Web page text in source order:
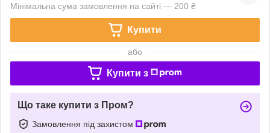
Мінімальна сума замовлення на сайті — 200 ₴
Купити
або
Купити з
Що таке купити з Пром?
Замовлення під захистом